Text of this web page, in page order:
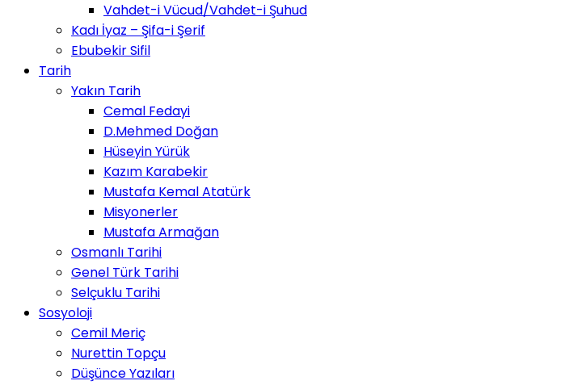
Vahdet-i Vücud/Vahdet-i Şuhud
Kadı İyaz – Şifa-i Şerif
Ebubekir Sifil
Tarih
Yakın Tarih
Cemal Fedayi
D.Mehmed Doğan
Hüseyin Yürük
Kazım Karabekir
Mustafa Kemal Atatürk
Misyonerler
Mustafa Armağan
Osmanlı Tarihi
Genel Türk Tarihi
Selçuklu Tarihi
Sosyoloji
Cemil Meriç
Nurettin Topçu
Düşünce Yazıları